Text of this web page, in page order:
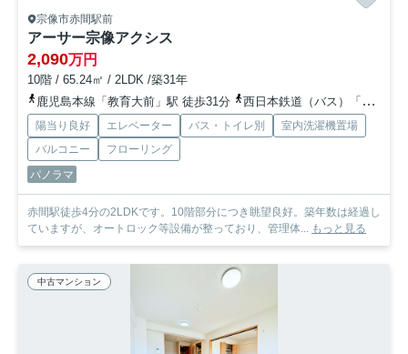
宗像市赤間駅前
アーサー宗像アクシス
2,090万円
10階 / 65.24㎡ / 2LDK /築31年
鹿児島本線「教育大前」駅 徒歩31分
西日本鉄道（バス）「赤間駅前」バス停下車 徒歩5分
陽当り良好 エレベーター バス・トイレ別
室内洗濯機置場
バルコニー
フローリング
パノラマ
赤間駅徒歩4分の2LDKです。10階部分につき眺望良好。築年数は経過し
ていますが、オートロック等設備が整っており、管理体...
もっと見る
中古マンション